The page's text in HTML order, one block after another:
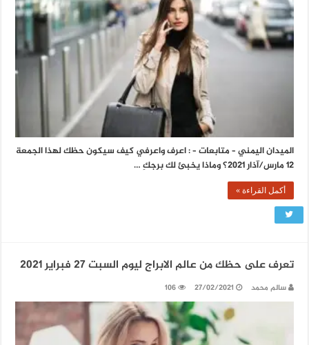
الميدان اليمني – متابعات – : اعرف واعرفي كيف سيكون حظك لهذا الجمعة
12 مارس/آذار 2021؟ وماذا يخبئ لك برجكِ …
أكمل القراءة »
تعرف على حظك من عالم الابراج ليوم السبت 27 فبراير 2021
سالم محمد 27/02/2021
106